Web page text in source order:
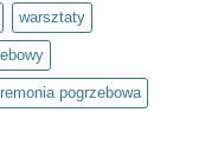
warsztaty
pogrzebowa